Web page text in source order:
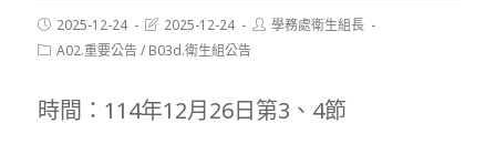
Post
published:
2025-12-24
Post
modified:
2025-12-24
Post學務處衛生組長
PostA02.重要公告/ B03d.衛生組公告
時間：114年12月26日第3、4節